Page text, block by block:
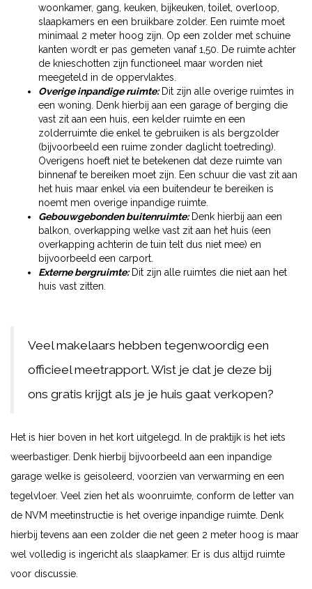
woonkamer, gang, keuken, bijkeuken, toilet, overloop,
slaapkamers en een bruikbare zolder. Een ruimte moet
minimaal 2 meter hoog zijn. Op een zolder met schuine
kanten wordt er pas gemeten vanaf 1,50. De ruimte achter
de knieschotten zijn functioneel maar worden niet
meegeteld in de oppervlaktes.
Overige inpandige ruimte:Dit zijn alle overige ruimtes in
een woning. Denk hierbij aan een garage of berging die
vast zit aan een huis, een kelder ruimte en een
zolderruimte die enkel te gebruiken is als bergzolder
(bijvoorbeeld een ruime zonder daglicht toetreding).
Overigens hoeft niet te betekenen dat deze ruimte van
binnenaf te bereiken moet zijn. Een schuur die vast zit aan
het huis maar enkel via een buitendeur te bereiken is
noemt men overige inpandige ruimte.
Gebouwgebonden buitenruimte:Denk hierbij aan een
balkon, overkapping welke vast zit aan het huis (een
overkapping achterin de tuin telt dus niet mee) en
bijvoorbeeld een carport.
Externe bergruimte:Dit zijn alle ruimtes die niet aan het
huis vast zitten.
Veel makelaars hebben tegenwoordig een
officieel meetrapport. Wist je dat je deze bij
ons gratis krijgt als je je huis gaat verkopen?
Het is hier boven in het kort uitgelegd. In de praktijk is het iets
weerbastiger. Denk hierbij bijvoorbeeld aan een inpandige
garage welke is geisoleerd, voorzien van verwarming en een
tegelvloer. Veel zien het als woonruimte, conform de letter van
de NVM meetinstructie is het overige inpandige ruimte. Denk
hierbij tevens aan een zolder die net geen 2 meter hoog is maar
wel volledig is ingericht als slaapkamer. Er is dus altijd ruimte
voor discussie.